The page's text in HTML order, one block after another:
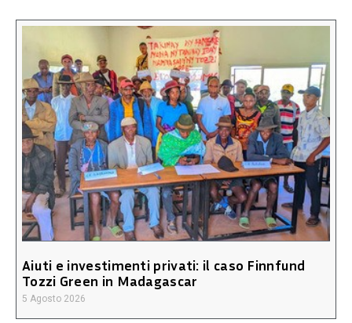
Aiuti e investimenti privati: il caso Finnfund
Tozzi Green in Madagascar
5 Agosto 2026